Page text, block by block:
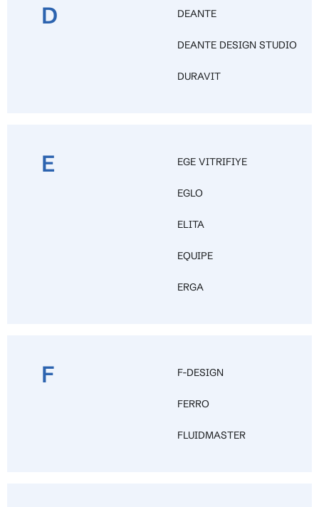
D DEANTE
DEANTE DESIGN STUDIO
DURAVIT
E EGE VITRIFIYE
EGLO
ELITA
EQUIPE
ERGA
F F-DESIGN
FERRO
FLUIDMASTER